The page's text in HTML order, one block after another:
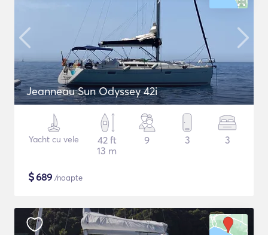
Jeanneau Sun Odyssey 42i
Yacht cu vele
42 ft
13 m
9 3 3
$689 /noapte